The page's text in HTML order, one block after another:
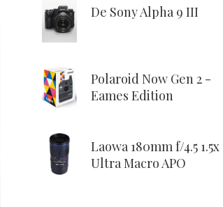
De Sony Alpha 9 III
Polaroid Now Gen 2 -
Eames Edition
Laowa 180mm f/4.5 1.5x
Ultra Macro APO